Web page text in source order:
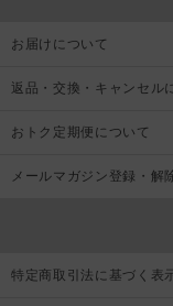
お届けについて
返品・交換・キャンセル
おトク定期便について
メールマガジン登録・解
特定商取引法に基づく表